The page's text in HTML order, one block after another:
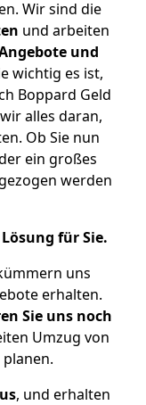
Wir sind die
und arbeiten
und
wichtig es ist,
Boppard Geld
alles daran,
Ob Sie nun
ein großes
werden
für Sie.
uns
erhalten.
Sie uns noch
Umzug von
, und erhalten